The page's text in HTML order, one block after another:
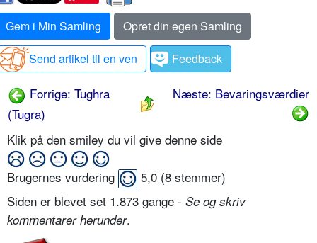
Gem i Min Samling
Opret din egen Samling
Send artikel til en ven
Feedback
Forrige: Tughra
(Tugra)
Næste: Bevaringsværdier
Klik på den smiley du vil give denne side
Brugernes vurdering 5,0 (8 stemmer)
Siden er blevet set 1.873 gange - Se og skriv
kommentarer herunder.